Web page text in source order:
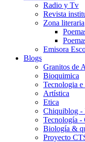
Radio y Tv
Revista
Zona literaria
Emisora
Blogs
Granitos de
Bioquimica
Tecnologia
Artística
Etica
Chiquiblog -
Tecnología -
Biología &
Proyecto